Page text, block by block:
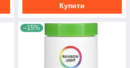
Купити
–15%